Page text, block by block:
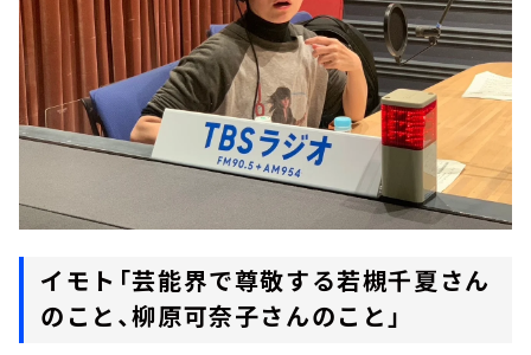
イモト「芸能界で尊敬する若槻千夏さん
のこと、柳原可奈子さんのこと」